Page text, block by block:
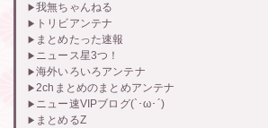
我無ちゃんねる
トリビアンテナ
まとめたった速報
ニュース星3つ！
海外いろいろアンテナ
2chまとめのまとめアンテナ
ニュー速VIPブログ(`･ω･´)
まとめるZ